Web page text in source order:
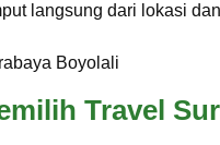
langsung dari lokasi
Travel